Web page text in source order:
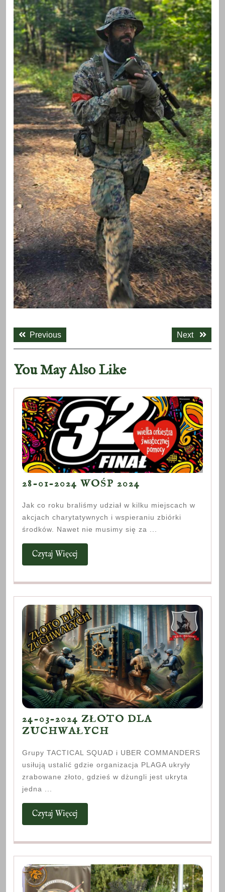
Nawigacja
wpisuPreviousPrevious
Next
Next
You May Also Like
28-01-2024 WOŚP 2024
2024
WOŚP
2024
Jak co roku braliśmy udział w kilku miejscach w
akcjach charytatywnych i wspieraniu zbiórki
środków. Nawet nie musimy się za ...
Czytaj Więcej
Więcej
24-03-2024 ZŁOTO DLA
ZUCHWAŁYCH
2024
ZŁOTO
DLA
Grupy TACTICAL SQUAD i UBER COMMANDERS
usiłują ustalić gdzie organizacja PLAGA ukryły
zrabowane złoto, gdzieś w dżungli jest ukryta
jedna ...
Czytaj Więcej
Więcej